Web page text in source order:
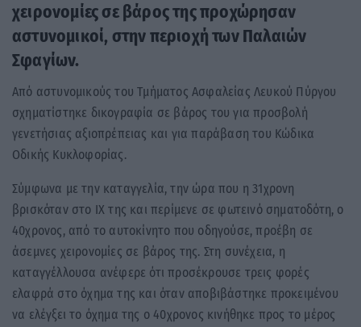
χειρονομίες σε βάρος της προχώρησαν
αστυνομικοί, στην περιοχή των Παλαιών
Σφαγίων.
Από αστυνομικούς του Τμήματος Ασφαλείας Λευκού Πύργου
σχηματίστηκε δικογραφία σε βάρος του για προσβολή
γενετήσιας αξιοπρέπειας και για παράβαση του Κώδικα
Οδικής Κυκλοφορίας.
Σύμφωνα με την καταγγελία, την ώρα που η 31χρονη
βρισκόταν στο ΙΧ της και περίμενε σε φωτεινό σηματοδότη, ο
40χρονος, από το αυτοκίνητο που οδηγούσε, προέβη σε
άσεμνες χειρονομίες σε βάρος της. Στη συνέχεια, η
καταγγέλλουσα ανέφερε ότι προσέκρουσε τρεις φορές
ελαφρά στο όχημα της και όταν αποβιβάστηκε προκειμένου
να ελέγξει το όχημα της ο 40χρονος κινήθηκε προς το μέρος